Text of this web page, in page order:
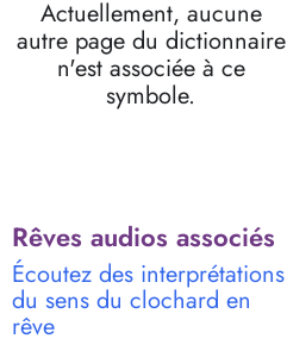
Actuellement, aucune
autre page du dictionnaire
n'est associée à ce
symbole.
Rêves audios associés
Écoutez des interprétations
du sens du clochard en
rêve